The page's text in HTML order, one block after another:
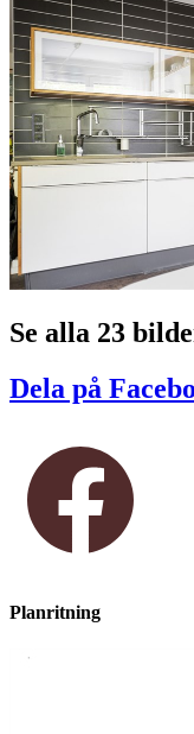
Se alla 23
Dela på
Planritning